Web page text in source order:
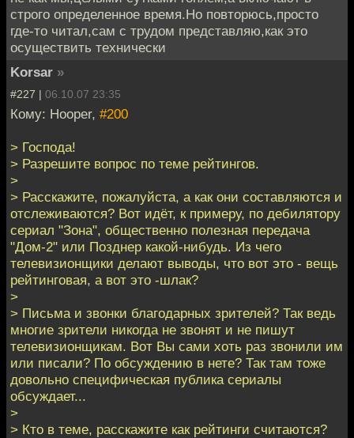
строго определенное время.Но повторюсь,просто
где-то читал,сам с трудом представляю,как это
осуществить технически
Korsar »
#227 | 06.10.07 23:35
Кому: Hooper, #200
> Господа!
> Разрешите вопрос по теме рейтингов.
>
> Расскажите, пожалуйста, а как они составляются и
отслеживаются? Вот идёт, к примеру, по дебилятору
сериал "Зона", общественно полезная передача
"Дом-2" или Позднер какой-нибудь. Из чего
телевизионщики делают выводы, что вот это - вещь
рейтинговая, а вот это -шлак?
>
> Письма и звонки благодарных зрителей? Так ведь
многие зрители никогда не звонят и не пишут
телевизионщикам. Вот Вы сами хоть раз звонили им
или писали? По обсуждению в нете? Так там тоже
довольно специфическая публика сериалы
обсуждает...
>
> Кто в теме, расскажите как рейтинги считаются?